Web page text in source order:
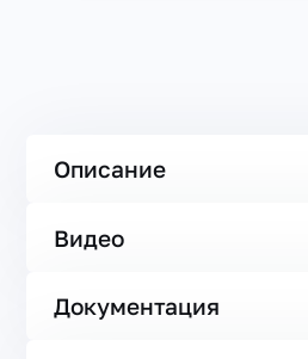
Описание
Видео
Документация